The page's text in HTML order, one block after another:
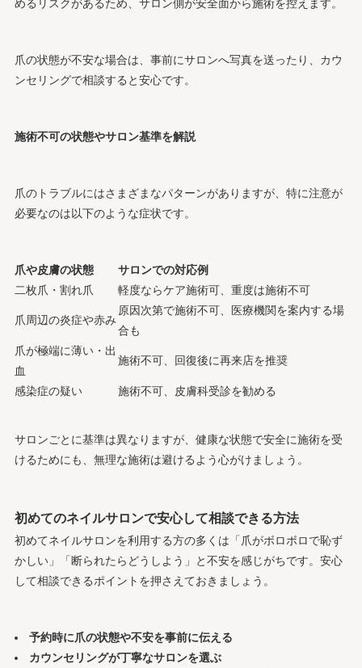
めるリスクがあるため、サロン側が安全面から施術を控えます。
爪の状態が不安な場合は、事前にサロンへ写真を送ったり、カウ
ンセリングで相談すると安心です。
施術不可の状態やサロン基準を解説
爪のトラブルにはさまざまなパターンがありますが、特に注意が
必要なのは以下のような症状です。
爪や皮膚の状態
サロンでの対応例
二枚爪・割れ爪
軽度ならケア施術可、重度は施術不可
爪周辺の炎症や赤み
原因次第で施術不可、医療機関を案内する場
合も
爪が極端に薄い・出
血
施術不可、回復後に再来店を推奨
感染症の疑い 施術不可、皮膚科受診を勧める
サロンごとに基準は異なりますが、健康な状態で安全に施術を受
けるためにも、無理な施術は避けるよう心がけましょう。
初めてのネイルサロンで安心して相談できる方法
初めてネイルサロンを利用する方の多くは「爪がボロボロで恥ず
かしい」「断られたらどうしよう」と不安を感じがちです。安心
して相談できるポイントを押さえておきましょう。
予約時に爪の状態や不安を事前に伝える
カウンセリングが丁寧なサロンを選ぶ